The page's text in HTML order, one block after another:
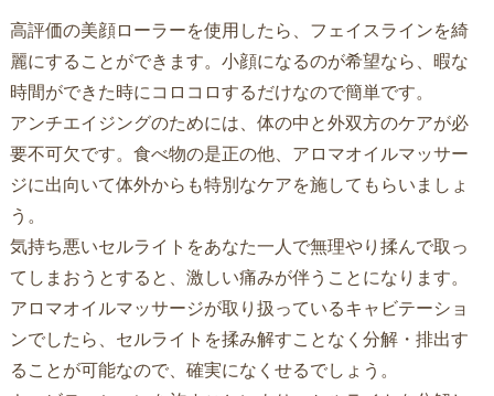
高評価の美顔ローラーを使用したら、フェイスラインを綺
麗にすることができます。小顔になるのが希望なら、暇な
時間ができた時にコロコロするだけなので簡単です。
アンチエイジングのためには、体の中と外双方のケアが必
要不可欠です。食べ物の是正の他、アロマオイルマッサー
ジに出向いて体外からも特別なケアを施してもらいましょ
う。
気持ち悪いセルライトをあなた一人で無理やり揉んで取っ
てしまおうとすると、激しい痛みが伴うことになります。
アロマオイルマッサージが取り扱っているキャビテーショ
ンでしたら、セルライトを揉み解すことなく分解・排出す
ることが可能なので、確実になくせるでしょう。